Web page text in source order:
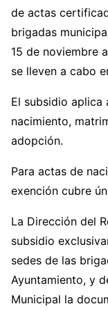
de actas
brigadas
15 de noviembre
se lleven a cabo
El subsidio
nacimiento,
adopción.
Para actas de
exención cubre
La Dirección del
subsidio
sedes de las
Ayuntamiento, y
Municipal la